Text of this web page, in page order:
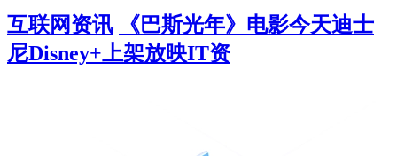
互联网资讯
《巴斯光年》电影今天迪士
尼Disney+上架放映IT资